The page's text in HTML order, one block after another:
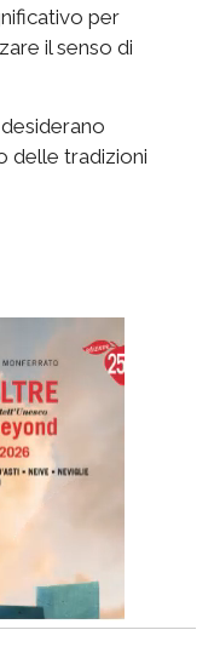
per
il senso di
delle tradizioni